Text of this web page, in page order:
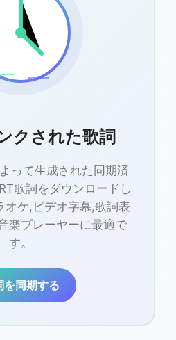
クされた歌詞
って生成された同期済
歌詞をダウンロードし
オケ,ビデオ字幕,歌詞表
楽プレーヤーに最適で
す。
を同期する